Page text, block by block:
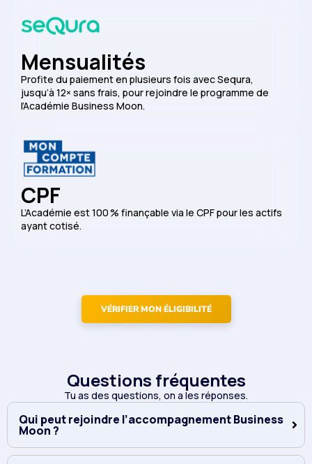
Mensualités
Profite du paiement en plusieurs fois avec Sequra,
jusqu’à 12× sans frais, pour rejoindre le programme de
l’Académie Business Moon.
CPF
L’Académie est 100 % finançable via le CPF pour les actifs
ayant cotisé.
VÉRIFIER MON ÉLIGIBILITÉ
Questions fréquentes
Tu as des questions, on a les réponses.
Qui peut rejoindre l’accompagnement Business
Moon ?